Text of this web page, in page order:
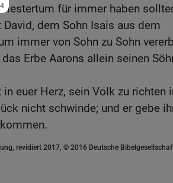
für immer haben
dem Sohn Isais aus dem
immer von Sohn zu Sohn
Erbe Aarons allein seinen
euer Herz, sein Volk zu richten
nicht schwinde; und er gebe
revidiert 2017, © 2016 Deutsche